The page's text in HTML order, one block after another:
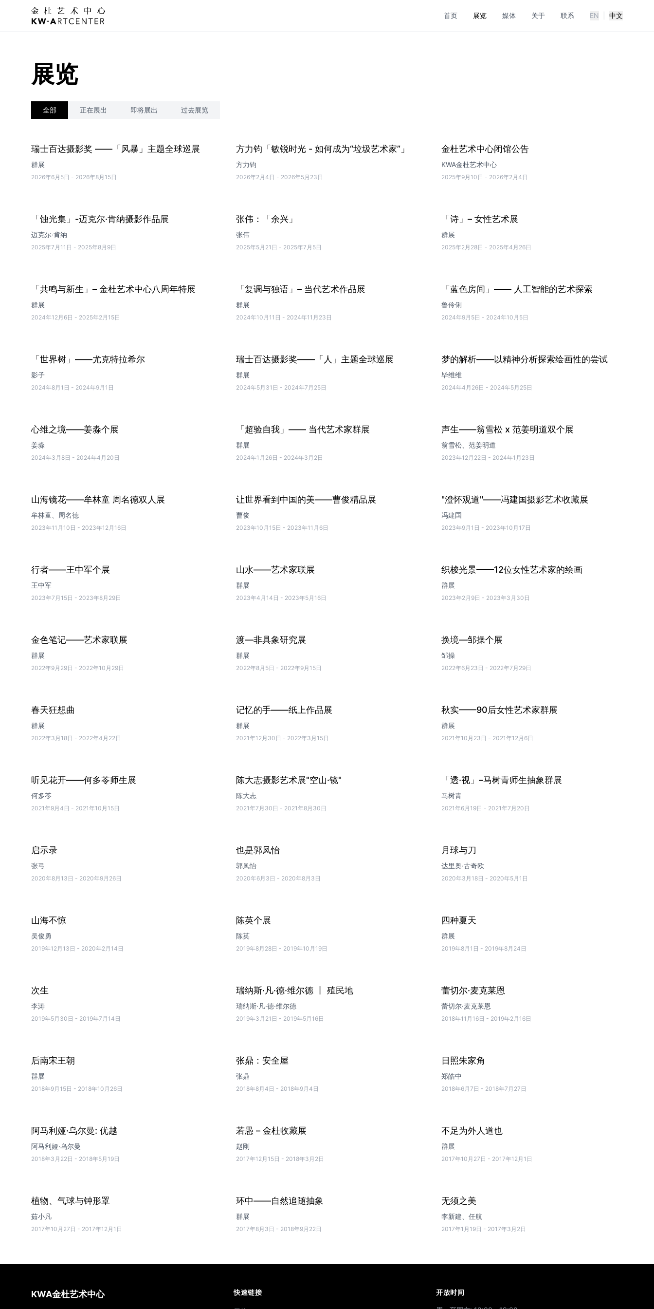
KWA金杜艺术中心
首页 展览 媒体 关于 联系 EN 中文
展览
全部 正在展出 即将展出 过去展览
瑞士百达摄影奖 ——「风暴」主题全球巡展
群展
2026年6月5日 - 2026年8月15日
方力钧「敏锐时光 - 如何成为“垃圾艺术家”」
方力钧
2026年2月4日 - 2026年5月23日
金杜艺术中心闭馆公告
KWA金杜艺术中心
2025年9月10日 - 2026年2月4日
「蚀光集」-迈克尔·肯纳摄影作品展
迈克尔·肯纳
2025年7月11日 - 2025年8月9日
张伟：「余兴」
张伟
2025年5月21日 - 2025年7月5日
「诗」– 女性艺术展
群展
2025年2月28日 - 2025年4月26日
「共鸣与新生」– 金杜艺术中心八周年特展
群展
2024年12月6日 - 2025年2月15日
「复调与独语」– 当代艺术作品展
群展
2024年10月11日 - 2024年11月23日
「蓝色房间」—— 人工智能的艺术探索
鲁伶俐
2024年9月5日 - 2024年10月5日
「世界树」——尤克特拉希尔
影子
2024年8月1日 - 2024年9月1日
瑞士百达摄影奖——「人」主题全球巡展
群展
2024年5月31日 - 2024年7月25日
梦的解析——以精神分析探索绘画性的尝试
毕维维
2024年4月26日 - 2024年5月25日
心维之境——姜淼个展
姜淼
2024年3月8日 - 2024年4月20日
「超验自我」—— 当代艺术家群展
群展
2024年1月26日 - 2024年3月2日
声生——翁雪松 x 范姜明道双个展
翁雪松、范姜明道
2023年12月22日 - 2024年1月23日
山海镜花——牟林童 周名德双人展
牟林童、周名德
2023年11月10日 - 2023年12月16日
让世界看到中国的美——曹俊精品展
曹俊
2023年10月15日 - 2023年11月6日
"澄怀观道"——冯建国摄影艺术收藏展
冯建国
2023年9月1日 - 2023年10月17日
行者——王中军个展
王中军
2023年7月15日 - 2023年8月29日
山水——艺术家联展
群展
2023年4月14日 - 2023年5月16日
织梭光景——12位女性艺术家的绘画
群展
2023年2月9日 - 2023年3月30日
金色笔记——艺术家联展
群展
2022年9月29日 - 2022年10月29日
渡—非具象研究展
群展
2022年8月5日 - 2022年9月15日
换境—邹操个展
邹操
2022年6月23日 - 2022年7月29日
春天狂想曲
群展
2022年3月18日 - 2022年4月22日
记忆的手——纸上作品展
群展
2021年12月30日 - 2022年3月15日
秋实——90后女性艺术家群展
群展
2021年10月23日 - 2021年12月6日
听见花开——何多苓师生展
何多苓
2021年9月4日 - 2021年10月15日
陈大志摄影艺术展"空山·镜"
陈大志
2021年7月30日 - 2021年8月30日
「透·视」–马树青师生抽象群展
马树青
2021年6月19日 - 2021年7月20日
启示录
张弓
2020年8月13日 - 2020年9月26日
也是郭凤怡
郭凤怡
2020年6月3日 - 2020年8月3日
月球与刀
达里奥·古奇欧
2020年3月18日 - 2020年5月1日
山海不惊
吴俊勇
2019年12月13日 - 2020年2月14日
陈英个展
陈英
2019年8月28日 - 2019年10月19日
四种夏天
群展
2019年8月1日 - 2019年8月24日
次生
李涛
2019年5月30日 - 2019年7月14日
瑞纳斯·凡·德·维尔德 丨 殖民地
瑞纳斯·凡·德·维尔德
2019年3月21日 - 2019年5月16日
蕾切尔·麦克莱恩
蕾切尔·麦克莱恩
2018年11月16日 - 2019年2月16日
后南宋王朝
群展
2018年9月15日 - 2018年10月26日
张鼎：安全屋
张鼎
2018年8月4日 - 2018年9月4日
日照朱家角
郑皓中
2018年6月7日 - 2018年7月27日
阿马利娅·乌尔曼: 优越
阿马利娅·乌尔曼
2018年3月22日 - 2018年5月19日
若愚 – 金杜收藏展
赵刚
2017年12月15日 - 2018年3月2日
不足为外人道也
群展
2017年10月27日 - 2017年12月1日
植物、气球与钟形罩
茹小凡
2017年10月27日 - 2017年12月1日
环中——自然追随抽象
群展
2017年8月3日 - 2018年9月22日
无须之美
李新建、任航
2017年1月19日 - 2017年3月2日
KWA金杜艺术中心 快速链接 开放时间